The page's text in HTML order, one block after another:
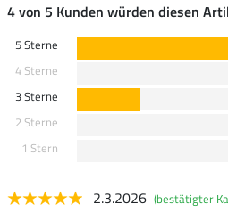
4 von 5 Kunden würden diesen
5 Sterne
4 Sterne
3 Sterne
2 Sterne
1 Stern
2.3.2026 (bestätigter